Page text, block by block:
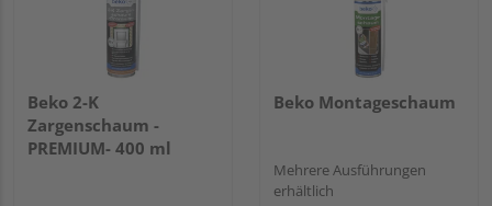
Beko 2-K
Zargenschaum -
PREMIUM- 400 ml
Beko Montageschaum
Mehrere Ausführungen
erhältlich